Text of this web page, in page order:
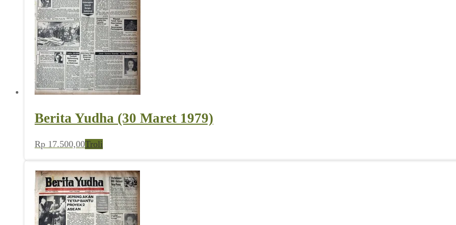
Berita Yudha (30 Maret 1979)
Rp 17.500,00Troli